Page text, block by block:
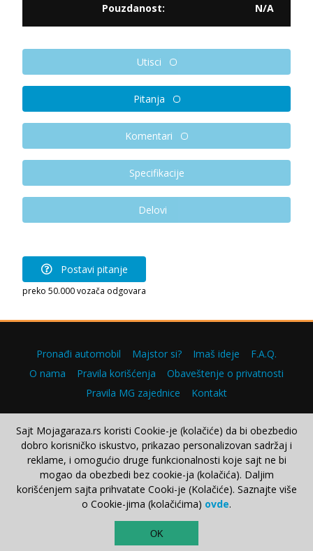
Pouzdanost:
N/A
Utisci
Pitanja
Komentari
Specifikacije
Delovi
Postavi pitanje
preko 50.000 vozača odgovara
Pronađi automobil Majstor si? Imaš ideje
F.A.Q.
O nama
Pravila korišćenja
Obaveštenje o privatnosti
Pravila MG zajednice
Kontakt
Copyright © 2000–2026.
Sajt Mojagaraza.rs koristi Cookie-je (kolačiće) da bi obezbedio
dobro korisničko iskustvo, prikazao personalizovan sadržaj i
reklame, i omogućio druge funkcionalnosti koje sajt ne bi
mogao da obezbedi bez cookie-ja (kolačića). Daljim
korišćenjem sajta prihvatate Cooki-je (Kolačiće). Saznajte više
o Cookie-jima (kolačićima) ovde.
OK